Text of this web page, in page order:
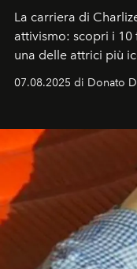
La carriera di
attivismo: scopri i 10
una delle attrici più
07.08.2025 di Donato